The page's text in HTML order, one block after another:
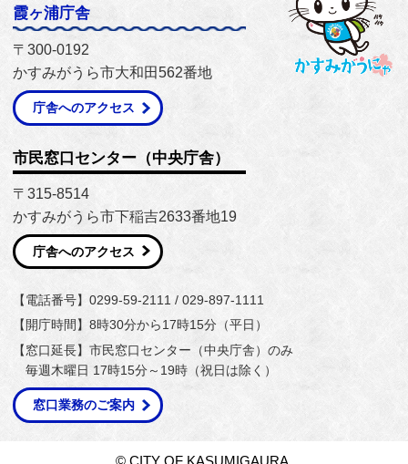
霞ヶ浦庁舎
〒300-0192
かすみがうら市大和田562番地
庁舎へのアクセス
市民窓口センター（中央庁舎）
〒315-8514
かすみがうら市下稲吉2633番地19
庁舎へのアクセス
【電話番号】0299-59-2111 / 029-897-1111
【開庁時間】8時30分から17時15分（平日）
【窓口延長】市民窓口センター（中央庁舎）のみ
毎週木曜日 17時15分～19時（祝日は除く）
窓口業務のご案内
© CITY OF KASUMIGAURA.